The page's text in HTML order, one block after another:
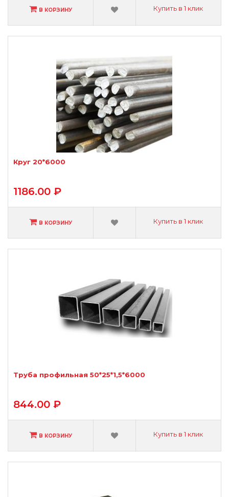
В КОРЗИНУ Купить в 1 клик
Круг 20*6000
1186.00 ₽
В КОРЗИНУ Купить в 1 клик
Труба профильная 50*25*1,5*6000
844.00 ₽
В КОРЗИНУ Купить в 1 клик